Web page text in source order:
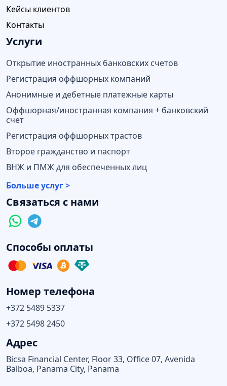
Кейсы клиентов
Контакты
Услуги
Открытие иностранных банковских счетов
Регистрация оффшорных компаний
Анонимные и дебетные платежные карты
Оффшорная/иностранная компания + банковский
счет
Регистрация оффшорных трастов
Второе гражданство и паспорт
ВНЖ и ПМЖ для обеспеченных лиц
Больше услуг >
Связаться с нами
Способы оплаты
Номер телефона
+372 5489 5337
+372 5498 2450
Адрес
Bicsa Financial Center, Floor 33, Office 07, Avenida
Balboa, Panama City, Panama